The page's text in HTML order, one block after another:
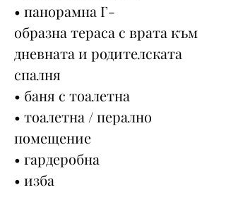
• панорамна Г-
образна тераса с врата към
дневната и родителската
спалня
• баня с тоалетна
• тоалетна / перално
помещение
• гардеробна
• изба